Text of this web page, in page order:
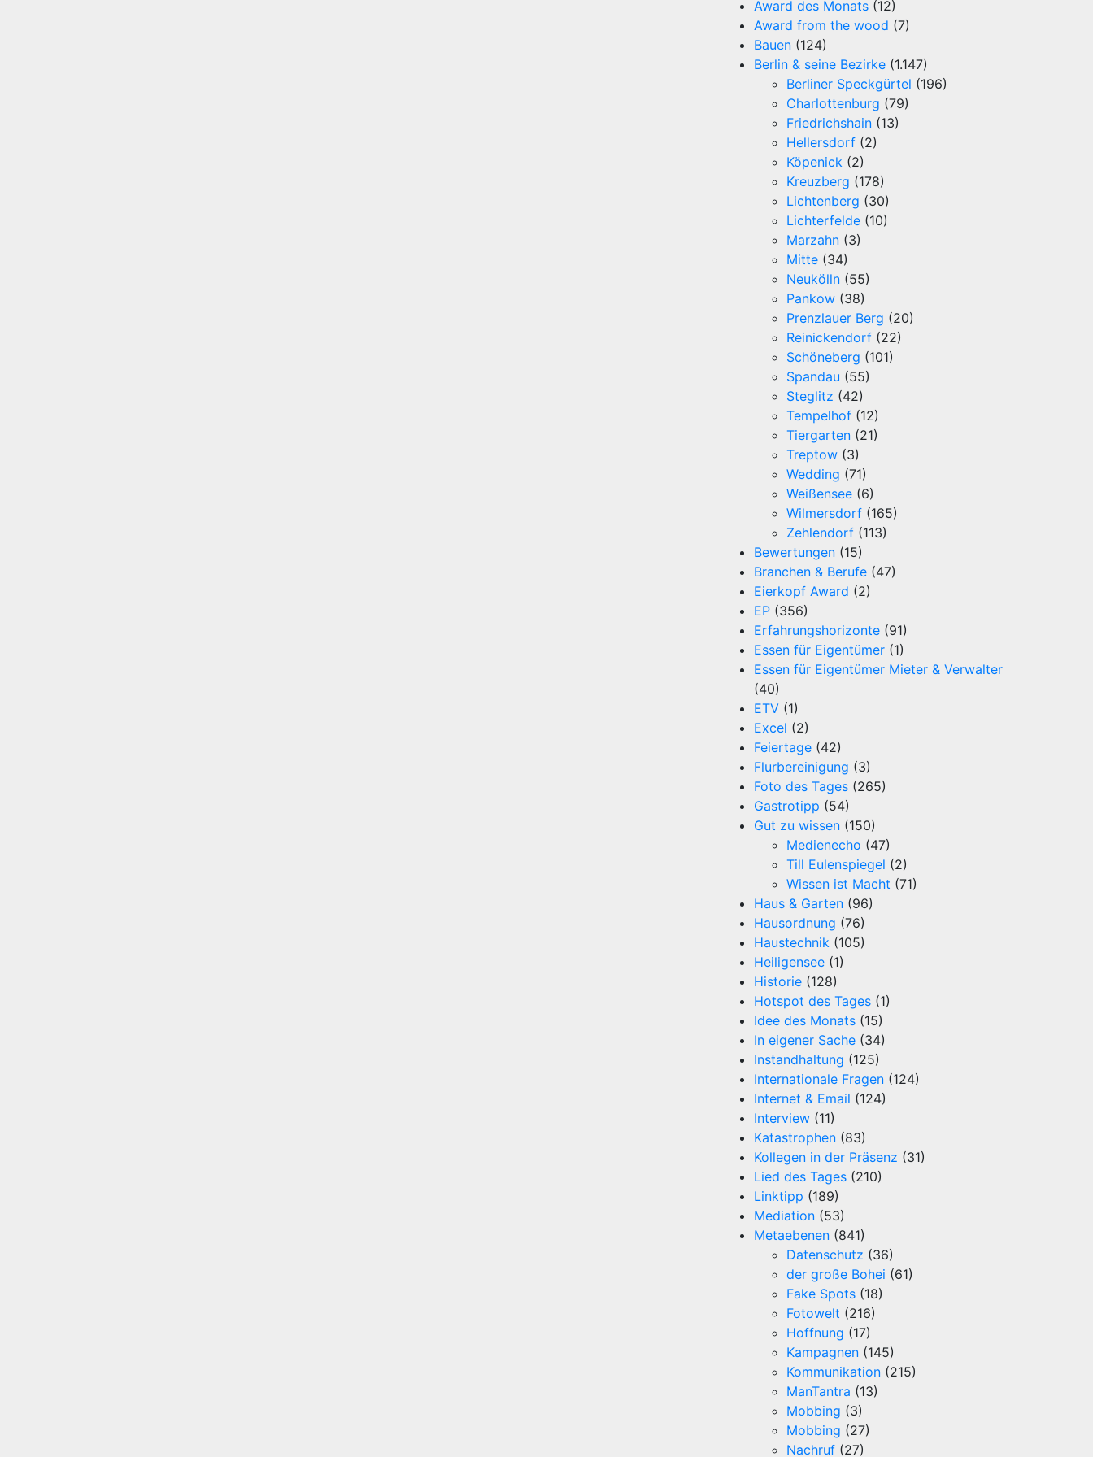
Award des Monats (12)
Award from the wood (7)
Bauen (124)
Berlin & seine Bezirke (1.147)
Berliner Speckgürtel (196)
Charlottenburg (79)
Friedrichshain (13)
Hellersdorf (2)
Köpenick (2)
Kreuzberg (178)
Lichtenberg (30)
Lichterfelde (10)
Marzahn (3)
Mitte (34)
Neukölln (55)
Pankow (38)
Prenzlauer Berg (20)
Reinickendorf (22)
Schöneberg (101)
Spandau (55)
Steglitz (42)
Tempelhof (12)
Tiergarten (21)
Treptow (3)
Wedding (71)
Weißensee (6)
Wilmersdorf (165)
Zehlendorf (113)
Bewertungen (15)
Branchen & Berufe (47)
Eierkopf Award (2)
EP (356)
Erfahrungshorizonte (91)
Essen für Eigentümer (1)
Essen für Eigentümer Mieter & Verwalter
(40)
ETV (1)
Excel (2)
Feiertage (42)
Flurbereinigung (3)
Foto des Tages (265)
Gastrotipp (54)
Gut zu wissen (150)
Medienecho (47)
Till Eulenspiegel (2)
Wissen ist Macht (71)
Haus & Garten (96)
Hausordnung (76)
Haustechnik (105)
Heiligensee (1)
Historie (128)
Hotspot des Tages (1)
Idee des Monats (15)
In eigener Sache (34)
Instandhaltung (125)
Internationale Fragen (124)
Internet & Email (124)
Interview (11)
Katastrophen (83)
Kollegen in der Präsenz (31)
Lied des Tages (210)
Linktipp (189)
Mediation (53)
Metaebenen (841)
Datenschutz (36)
der große Bohei (61)
Fake Spots (18)
Fotowelt (216)
Hoffnung (17)
Kampagnen (145)
Kommunikation (215)
ManTantra (13)
Mobbing (3)
Mobbing (27)
Nachruf (27)